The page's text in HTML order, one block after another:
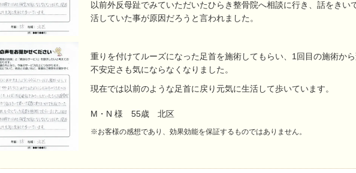
以前外反母趾でみていただいたひらき整骨院へ相談に行き、話をきい
活していた事が原因だろうと言われました。
重りを付けてルーズになった足首を施術してもらい、1回目の施術か
不安定さも気にならなくなりました。
現在では以前のような足首に戻り元気に生活して歩いています。
M・N 様 55歳 北区
※お客様の感想であり、効果効能を保証するものではありません。